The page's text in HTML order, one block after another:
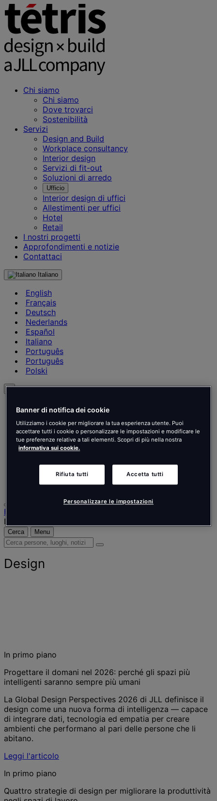
Chi siamo
Chi siamo
Dove trovarci
Sostenibilità
Servizi
Design and Build
Workplace consultancy
Interior design
Servizi di fit-out
Soluzioni di arredo
Ufficio
Interior design di uffici
Allestimenti per uffici
Hotel
Retail
I nostri progetti
Approfondimenti e notizie
Contattaci
Italiano
English
Français
Deutsch
Nederlands
Español
Italiano
Português
Português
Polski
it
English
Deutsch
Nederlands
Español
Português
Português
Polski
Home
Design
Cerca Menu
Cerca
luoghi,
notizie
Design
In primo piano
Progettare il domani nel 2026: perché gli spazi più
intelligenti saranno sempre più umani
La Global Design Perspectives 2026 di JLL definisce il
design come una nuova forma di intelligenza — capace
di integrare dati, tecnologia ed empatia per creare
ambienti che performano al pari delle persone che li
abitano.
Leggi l'articolo
In primo piano
Quattro strategie di design per migliorare la produttività
Banner di notifica dei cookie
Utilizziamo i cookie per migliorare la tua esperienza utente. Puoi
accettare tutti i cookie o personalizzare le impostazioni e modificare le
tue preferenze relative a tali elementi. Scopri di più nella nostra
informativa sui cookie.
Rifiuta tutti Accetta tutti
Personalizzare le impostazioni